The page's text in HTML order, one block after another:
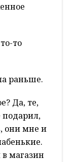
то
раньше.
Да, те,
подарил,
они мне и
в магазин